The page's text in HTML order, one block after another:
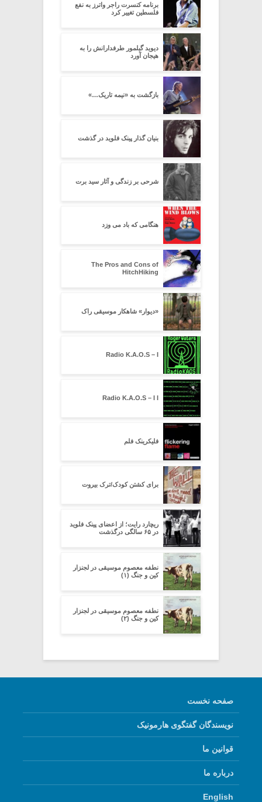
برنامه کنسرت راجر واترز به نفع
فلسطین تغییر کرد
دیوید گیلمور طرفدارانش را به
هیجان آورد
بازگشت به «نیمه تاریک…»
بنیان گذار پینک فلوید در گذشت
شرحی بر زندگی و آثار سید برت
هنگامی که باد می وزد
The Pros and Cons of
HitchHiking
«دیوار» شاهکار موسیقی راک
Radio K.A.O.S – I
Radio K.A.O.S – I I
فلیکرینک فلم
برای کشتن کودک/ترک بیروت
ریچارد رایت؛ از اعضای پینک فلوید
در ۶۵ سالگی درگذشت
نطفه معصوم موسیقی در لجنزار
کین و جنگ (۱)
نطفه معصوم موسیقی در لجنزار
کین و جنگ (۲)
صفحه نخست
نویسندگان گفتگوی هارمونیک
قوانین ما
درباره ما
English